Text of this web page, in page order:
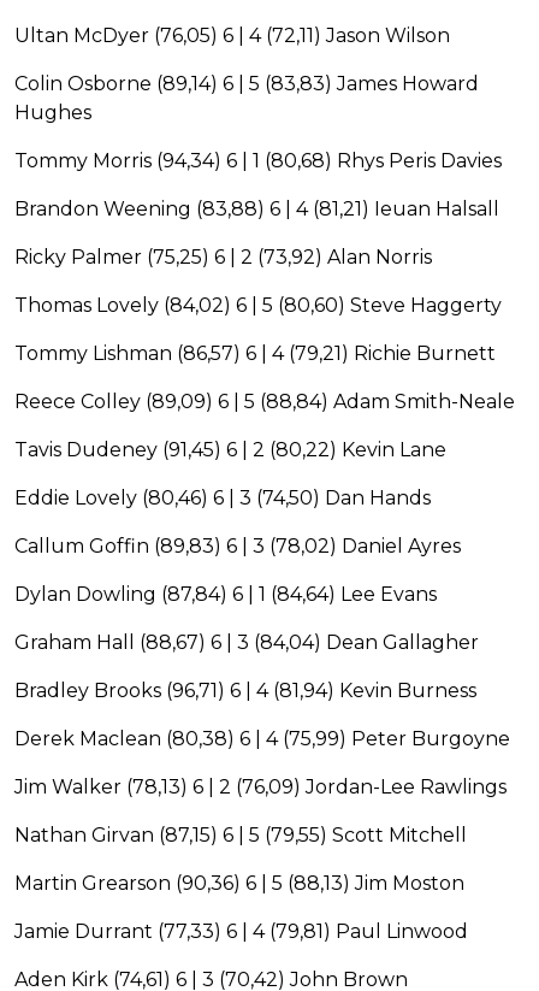
Ultan McDyer (76,05) 6 | 4 (72,11) Jason Wilson
Colin Osborne (89,14) 6 | 5 (83,83) James Howard
Hughes
Tommy Morris (94,34) 6 | 1 (80,68) Rhys Peris Davies
Brandon Weening (83,88) 6 | 4 (81,21) Ieuan Halsall
Ricky Palmer (75,25) 6 | 2 (73,92) Alan Norris
Thomas Lovely (84,02) 6 | 5 (80,60) Steve Haggerty
Tommy Lishman (86,57) 6 | 4 (79,21) Richie Burnett
Reece Colley (89,09) 6 | 5 (88,84) Adam Smith-Neale
Tavis Dudeney (91,45) 6 | 2 (80,22) Kevin Lane
Eddie Lovely (80,46) 6 | 3 (74,50) Dan Hands
Callum Goffin (89,83) 6 | 3 (78,02) Daniel Ayres
Dylan Dowling (87,84) 6 | 1 (84,64) Lee Evans
Graham Hall (88,67) 6 | 3 (84,04) Dean Gallagher
Bradley Brooks (96,71) 6 | 4 (81,94) Kevin Burness
Derek Maclean (80,38) 6 | 4 (75,99) Peter Burgoyne
Jim Walker (78,13) 6 | 2 (76,09) Jordan-Lee Rawlings
Nathan Girvan (87,15) 6 | 5 (79,55) Scott Mitchell
Martin Grearson (90,36) 6 | 5 (88,13) Jim Moston
Jamie Durrant (77,33) 6 | 4 (79,81) Paul Linwood
Aden Kirk (74,61) 6 | 3 (70,42) John Brown